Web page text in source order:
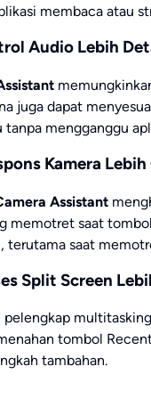
membaca atau
Audio Lebih
juga dapat
mengganggu
Kamera
Assistant
memotret saat
terutama saat
Split Screen
pelengkap
tombol
tambahan.